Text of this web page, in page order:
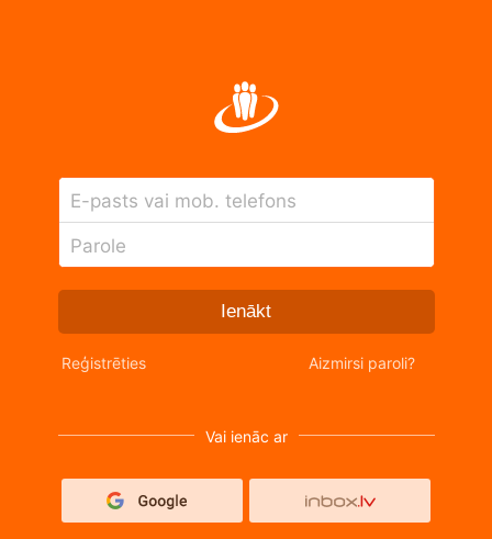
E-pasts vai mob. telefons
Parole
Ienākt
Reģistrēties Aizmirsi paroli?
Vai ienāc ar